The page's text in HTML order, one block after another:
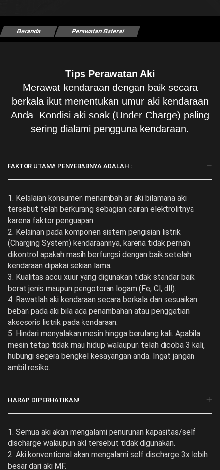
Beranda Perawatan Baterai
Tips Perawatan Aki
Merawat kendaraan dengan baik secara
berkala ikut menentukan umur aki kendaraan
Anda. Kondisi aki soak (Under Charge) paling
sering dialami pengguna kendaraan.
FAKTOR UTAMA PENYEBABNYA ADALAH :
1. Kelalaian konsumen menambah air aki bilamana aki
tersebut telah berkurang sebagian cairan elektrolitnya
karena faktor penguapan.
2. Kelainan pada komponen sistem pengisian listrik
(Charging System) kendaraannya, karena tidak pernah
dikontrol apakah masih berfungsi dengan baik setelah
kendaraan dipakai sekian lama.
3. Kualitas accu xuur yang digunakan tidak standar baik
berat jenis maupun pengotoran logam (Fe, Cl, dll).
4. Rawatlah aki kendaraan secara berkala dan sesuaikan
beban pada aki bila ada penambahan atau penggatian
aksesoris listrik pada kendaraan.
5. Hindari menyalakan mesin hingga berulang kali. Apabila
mesin tetap tidak mau hidup walaupun telah dicoba 3 kali,
hubungi segera bengkel kesayangan anda. Ingat jangan
ambil resiko.
HARAP DIPERHATIKAN!
1. Semua aki akan mengalami penurunan kapasitas/self
discharge walaupun aki tersebut tidak digunakan.
2. Aki konventional akan mengalami self discharge 3x lebih
besar dari aki MF.